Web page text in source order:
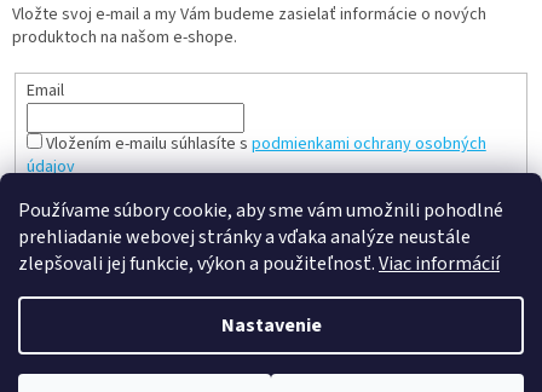
Používame súbory cookie, aby sme vám umožnili pohodlné
prehliadanie webovej stránky a vďaka analýze neustále
zlepšovali jej funkcie, výkon a použiteľnosť.Viac informácií
Nastavenie
Vložte svoj e-mail a my Vám budeme zasielať informácie o nových
produktoch na našom e-shope.
Email
Vložením e-mailu súhlasíte s podmienkami ochrany osobných
údajov
PRIHLÁSIŤ SA
Copyright 2026slovenská a česká hračka - mileobchod.sk.